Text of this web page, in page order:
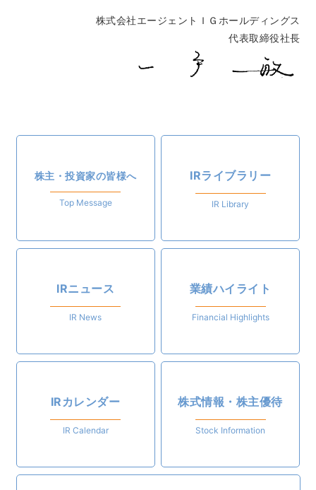
株式会社エージェントＩＧホールディングス
代表取締役社長
株主・投資家の皆様へ
Top Message
IRライブラリー
IR Library
IRニュース
IR News
業績ハイライト
Financial Highlights
IRカレンダー
IR Calendar
株式情報・株主優待
Stock Information